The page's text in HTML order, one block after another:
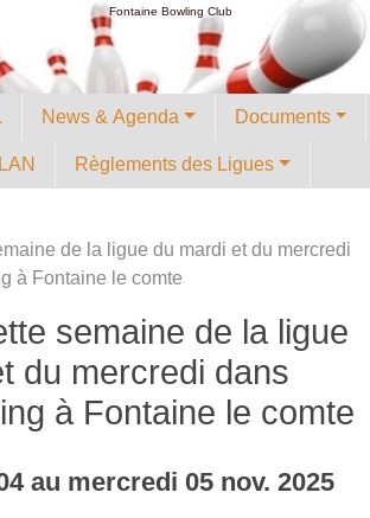
Fontaine Bowling Club
News & Agenda Documents
Règlements des Ligues
de la ligue du mardi et du mercredi
à Fontaine le comte
semaine de la ligue
du mercredi dans
à Fontaine le comte
au mercredi 05 nov. 2025
des cookies